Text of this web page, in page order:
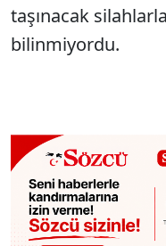
taşınacak
bilinmiyordu.